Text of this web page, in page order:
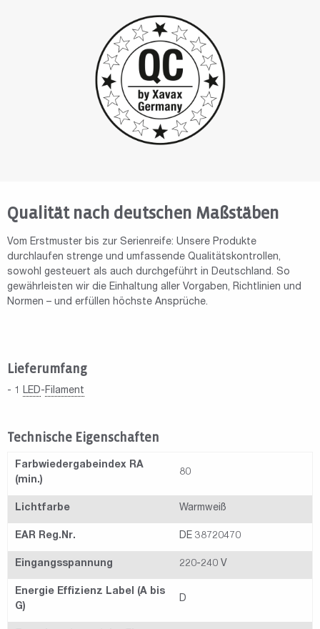
Qualität nach deutschen Maßstäben
Vom Erstmuster bis zur Serienreife: Unsere Produkte
durchlaufen strenge und umfassende Qualitätskontrollen,
sowohl gesteuert als auch durchgeführt in Deutschland. So
gewährleisten wir die Einhaltung aller Vorgaben, Richtlinien und
Normen – und erfüllen höchste Ansprüche.
Lieferumfang
- 1 LED-Filament
Technische Eigenschaften
Farbwiedergabeindex RA
(min.)
80
Lichtfarbe Warmweiß
EAR Reg.Nr. DE 38720470
Eingangsspannung 220-240 V
Energie Effizienz Label (A bis
G)
D